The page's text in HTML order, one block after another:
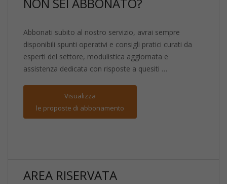
Abbonati subito al nostro servizio, avrai sempre
disponibili spunti operativi e consigli pratici curati da
esperti del settore, modulistica aggiornata e
assistenza dedicata con risposte a quesiti …
Visualizza
le proposte di abbonamento
AREA RISERVATA